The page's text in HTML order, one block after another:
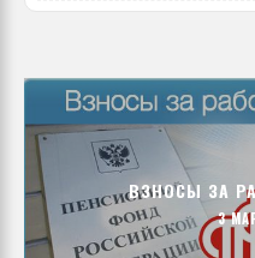
ВЗНОСЫ ЗА
3